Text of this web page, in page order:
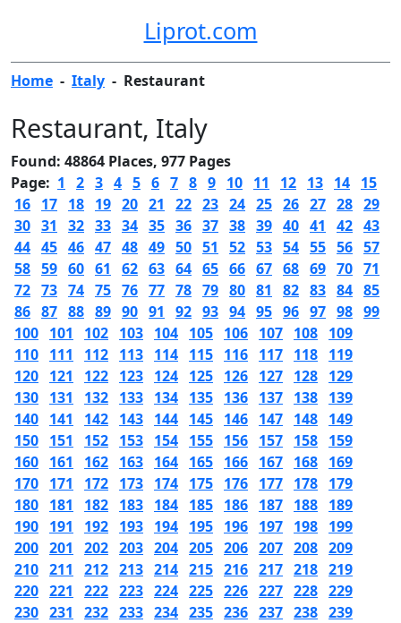
Liprot.com
Home - Italy - Restaurant
Restaurant, Italy
Found: 48864 Places, 977 Pages
Page: 1 2 3 4 5 6 7 8 9 10 11 12 13 14 15
16 17 18 19 20 21 22 23 24 25 26 27 28 29
30 31 32 33 34 35 36 37 38 39 40 41 42 43
44 45 46 47 48 49 50 51 52 53 54 55 56 57
58 59 60 61 62 63 64 65 66 67 68 69 70 71
72 73 74 75 76 77 78 79 80 81 82 83 84 85
86 87 88 89 90 91 92 93 94 95 96 97 98 99
100 101 102 103 104 105 106 107 108 109
110 111 112 113 114 115 116 117 118 119
120 121 122 123 124 125 126 127 128 129
130 131 132 133 134 135 136 137 138 139
140 141 142 143 144 145 146 147 148 149
150 151 152 153 154 155 156 157 158 159
160 161 162 163 164 165 166 167 168 169
170 171 172 173 174 175 176 177 178 179
180 181 182 183 184 185 186 187 188 189
190 191 192 193 194 195 196 197 198 199
200 201 202 203 204 205 206 207 208 209
210 211 212 213 214 215 216 217 218 219
220 221 222 223 224 225 226 227 228 229
230 231 232 233 234 235 236 237 238 239